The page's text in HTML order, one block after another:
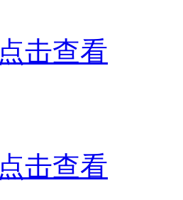
点击查看
点击查看